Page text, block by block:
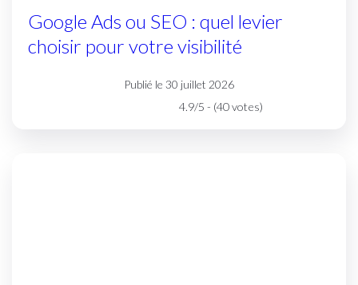
Google Ads ou SEO : quel levier
choisir pour votre visibilité
Publié le 30 juillet 2026
4.9/5 - (40 votes)